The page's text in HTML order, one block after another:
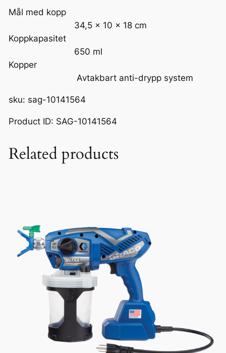
Mål med kopp
34,5 x 10 x 18 cm
Koppkapasitet
650 ml
Kopper
Avtakbart anti-drypp system
sku: sag-10141564
Product ID: SAG-10141564
Related products